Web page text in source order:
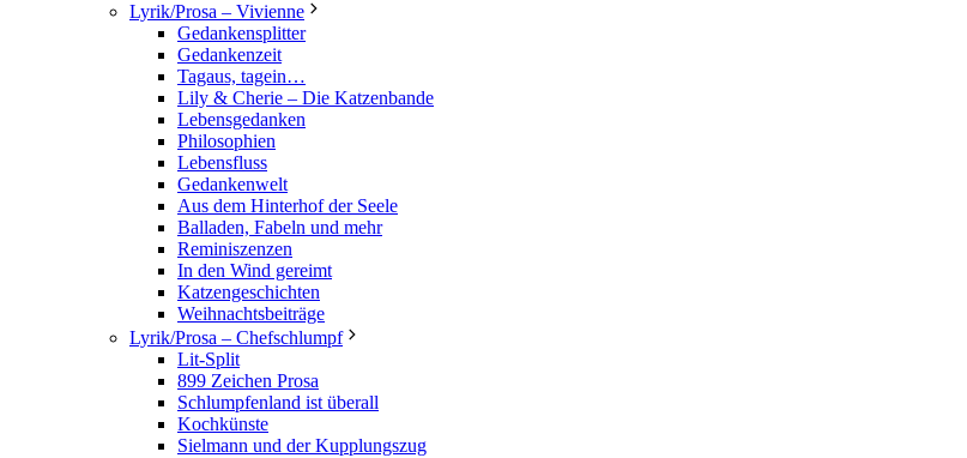
Lyrik/Prosa – Vivienne
Gedankensplitter
Gedankenzeit
Tagaus, tagein…
Lily & Cherie – Die Katzenbande
Lebensgedanken
Philosophien
Lebensfluss
Gedankenwelt
Aus dem Hinterhof der Seele
Balladen, Fabeln und mehr
Reminiszenzen
In den Wind gereimt
Katzengeschichten
Weihnachtsbeiträge
Lyrik/Prosa – Chefschlumpf
Lit-Split
899 Zeichen Prosa
Schlumpfenland ist überall
Kochkünste
Sielmann und der Kupplungszug